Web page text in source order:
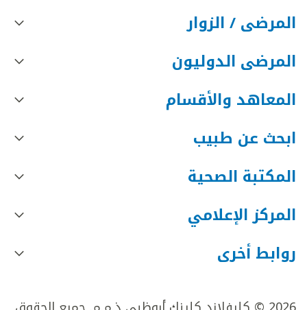
المرضى / الزوار
المرضى الدوليون
المعاهد والأقسام
ابحث عن طبيب
المكتبة الصحية
المركز الإعلامي
روابط أخرى